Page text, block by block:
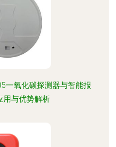
一氧化碳探测器与智能报
用与优势解析